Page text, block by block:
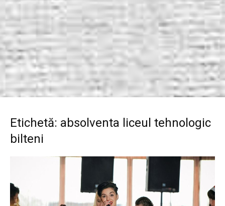
Etichetă: absolventa liceul tehnologic
bilteni